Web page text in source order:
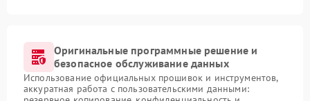
Оригинальные программные решение и
безопасное обслуживание данных
Использование официальных прошивок и инструментов,
аккуратная работа с пользовательскими данными: